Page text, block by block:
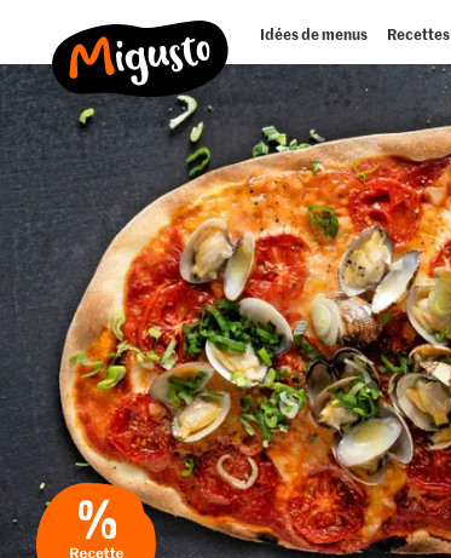
Idées de menus Recettes